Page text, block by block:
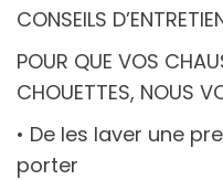
CONSEILS
POUR QUE VOS
CHOUETTES, NOUS
• De les laver une
porter